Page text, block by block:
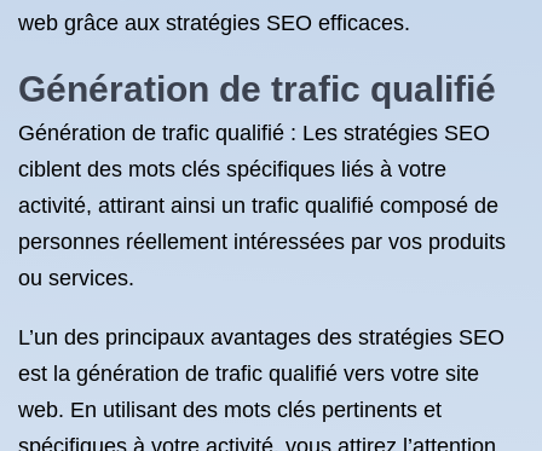
web grâce aux stratégies SEO efficaces.
Génération de trafic qualifié
Génération de trafic qualifié : Les stratégies SEO
ciblent des mots clés spécifiques liés à votre
activité, attirant ainsi un trafic qualifié composé de
personnes réellement intéressées par vos produits
ou services.
L’un des principaux avantages des stratégies SEO
est la génération de trafic qualifié vers votre site
web. En utilisant des mots clés pertinents et
spécifiques à votre activité, vous attirez l’attention